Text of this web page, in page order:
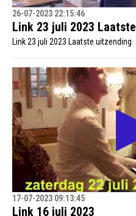
26-07-2023 22:15:46
Link 23 juli 2023
Link 23 juli 2023 Laatste uitzending
17-07-2023 09:13:45
Link 16 juli 2023